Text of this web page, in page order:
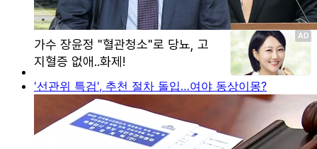
'선관위 특검', 추천 절차 돌입…여야 동상이몽?